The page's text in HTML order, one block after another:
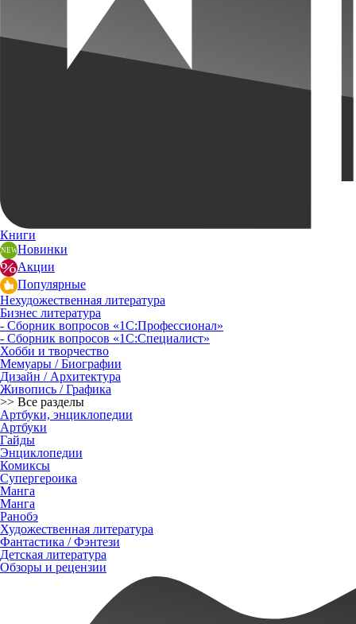
Книги
Новинки
Акции
Популярные
Нехудожественная литература
Бизнес литература
- Сборник вопросов «1С:Профессионал»
- Сборник вопросов «1С:Специалист»
Хобби и творчество
Мемуары / Биографии
Дизайн / Архитектура
Живопись / Графика
>> Все разделы
Артбуки, энциклопедии
Артбуки
Гайды
Энциклопедии
Комиксы
Супергероика
Манга
Манга
Ранобэ
Художественная литература
Фантастика / Фэнтези
Детская литература
Обзоры и рецензии